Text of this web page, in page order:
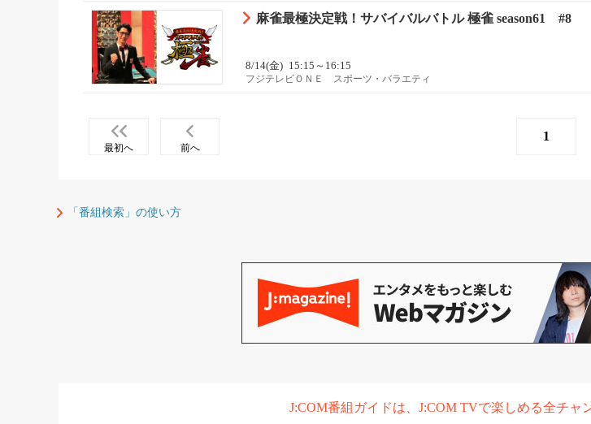
麻雀最極決定戦！サバイバルバトル 極雀 season61 #8
8/14(金) 15:15～16:15
フジテレビＯＮＥ スポーツ・バラエティ
最初へ 前へ
1
「番組検索」の使い方
J:COM番組ガイドは、J:COM TVで楽しめる全チャ